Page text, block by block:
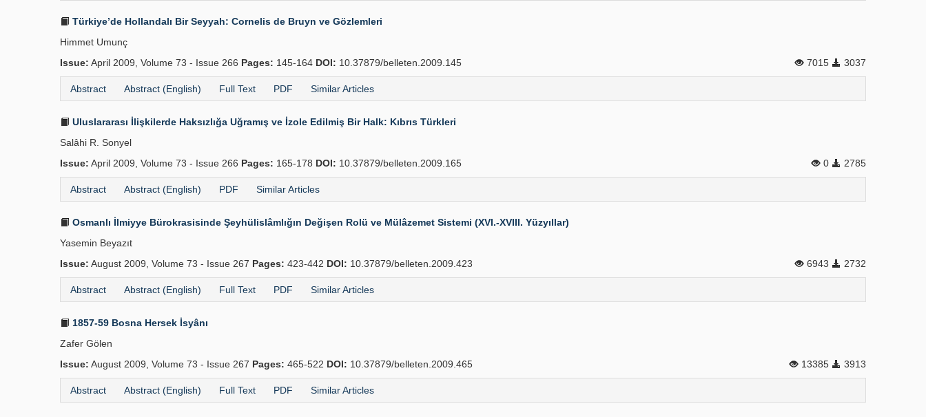
Türkiye’de Hollandalı Bir Seyyah: Cornelis de Bruyn ve Gözlemleri
Himmet Umunç
Issue: April 2009, Volume 73 - Issue 266 Pages: 145-164 DOI: 10.37879/belleten.2009.145 7015 3037
Abstract Abstract (English) Full Text PDF Similar Articles
Uluslararası İlişkilerde Haksızlığa Uğramış ve İzole Edilmiş Bir Halk: Kıbrıs Türkleri
Salâhi R. Sonyel
Issue: April 2009, Volume 73 - Issue 266 Pages: 165-178 DOI: 10.37879/belleten.2009.165 0 2785
Abstract Abstract (English) PDF Similar Articles
Osmanlı İlmiyye Bürokrasisinde Şeyhülislâmlığın Değişen Rolü ve Mülâzemet Sistemi (XVI.-XVIII. Yüzyıllar)
Yasemin Beyazıt
Issue: August 2009, Volume 73 - Issue 267 Pages: 423-442 DOI: 10.37879/belleten.2009.423 6943 2732
Abstract Abstract (English) Full Text PDF Similar Articles
1857-59 Bosna Hersek İsyânı
Zafer Gölen
Issue: August 2009, Volume 73 - Issue 267 Pages: 465-522 DOI: 10.37879/belleten.2009.465 13385 3913
Abstract Abstract (English) Full Text PDF Similar Articles